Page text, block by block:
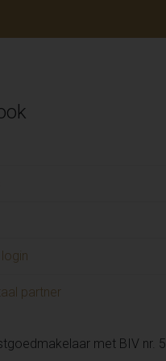
partner
met BIV nr.